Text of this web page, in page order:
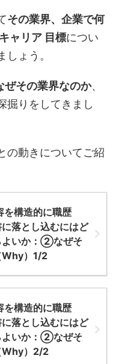
その業界、企業で何
ャリア 目標につい
ょう。
ぜその業界なのか、
掘りをしてきまし
の動きについてご紹
を構造的に職歴
落とし込むにはど
よいか：②なぜそ
Why）1/2
を構造的に職歴
落とし込むにはど
よいか：②なぜそ
Why）2/2